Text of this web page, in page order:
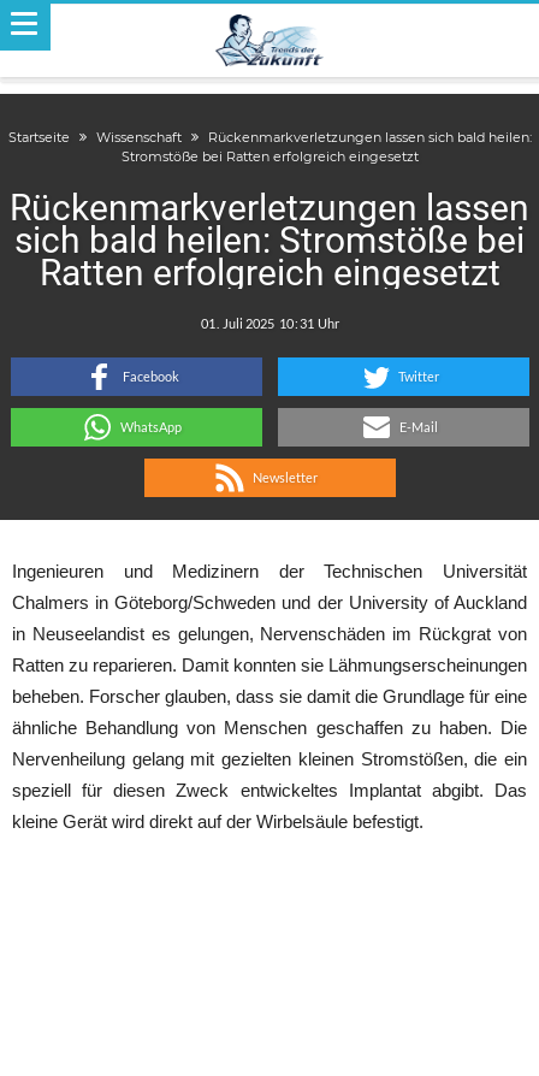
Startseite Wissenschaft
Rückenmarkverletzungen lassen sich bald heilen:
Stromstöße bei Ratten erfolgreich eingesetzt
Rückenmarkverletzungen lassen
sich bald heilen: Stromstöße bei
Ratten erfolgreich eingesetzt
:
Facebook Twitter
WhatsApp E-Mail
Newsletter
Ingenieuren und Medizinern der Technischen Universität
Chalmers in Göteborg/Schweden und der University of Auckland
in Neuseelandist es gelungen, Nervenschäden im Rückgrat von
Ratten zu reparieren. Damit konnten sie Lähmungserscheinungen
beheben. Forscher glauben, dass sie damit die Grundlage für eine
ähnliche Behandlung von Menschen geschaffen zu haben. Die
Nervenheilung gelang mit gezielten kleinen Stromstößen, die ein
speziell für diesen Zweck entwickeltes Implantat abgibt. Das
kleine Gerät wird direkt auf der Wirbelsäule befestigt.